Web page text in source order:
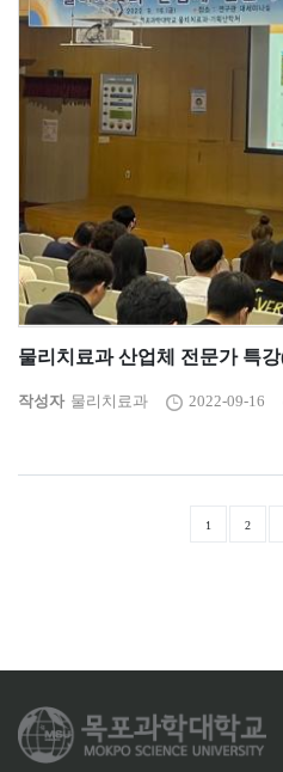
물리치료과 산업체 전문가 특
작성자 물리치료과 2022-09-16
1 2